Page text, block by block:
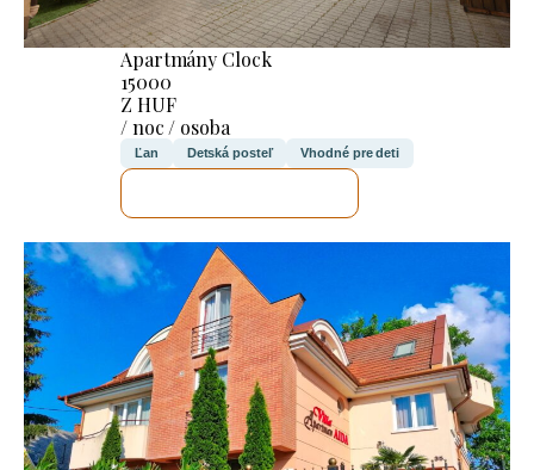
Apartmány Clock
15000
Z HUF
/ noc / osoba
Ľan Detská posteľ Vhodné pre deti